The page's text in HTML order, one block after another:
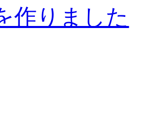
作りました